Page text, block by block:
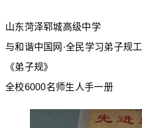
山东菏泽郓城高级中学
与和谐中国网·全民学习弟子规
《弟子规》
全校6000名师生人手一册